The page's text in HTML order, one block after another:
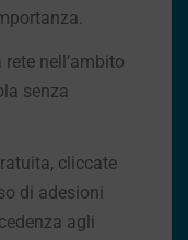
nell’ambito
senza
cliccate
di adesioni
agli